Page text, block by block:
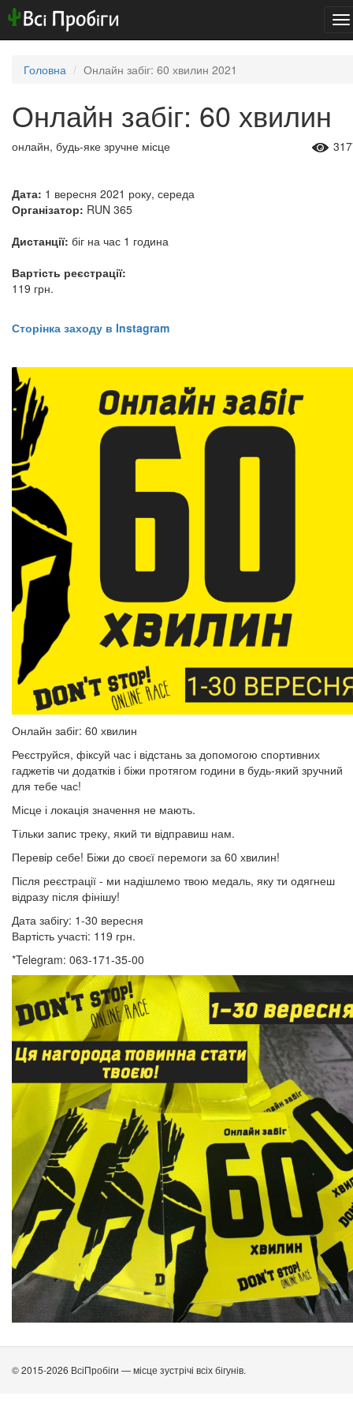
Головна Онлайн забіг: 60 хвилин 2021
Онлайн забіг: 60 хвилин
онлайн, будь-яке зручне місце
Дата: 1 вересня 2021 року, середа
Організатор: RUN 365
Дистанції: біг на час 1 година
Вартість реєстрації:
119 грн.
Сторінка заходу в Instagram
Онлайн забіг: 60 хвилин
Реєструйся, фіксуй час і відстань за допомогою спортивних
гаджетів чи додатків і біжи протягом години в будь-який зручний
для тебе час!
Місце і локація значення не мають.
Тільки запис треку, який ти відправиш нам.
Перевір себе! Біжи до своєї перемоги за 60 хвилин!
Після реєстрації - ми надішлемо твою медаль, яку ти одягнеш
відразу після фінішу!
Дата забігу: 1-30 вересня
Вартість участі: 119 грн.
*Telegram: 063-171-35-00
© 2015-2026 ВсіПробіги — місце зустрічі всіх бігунів.